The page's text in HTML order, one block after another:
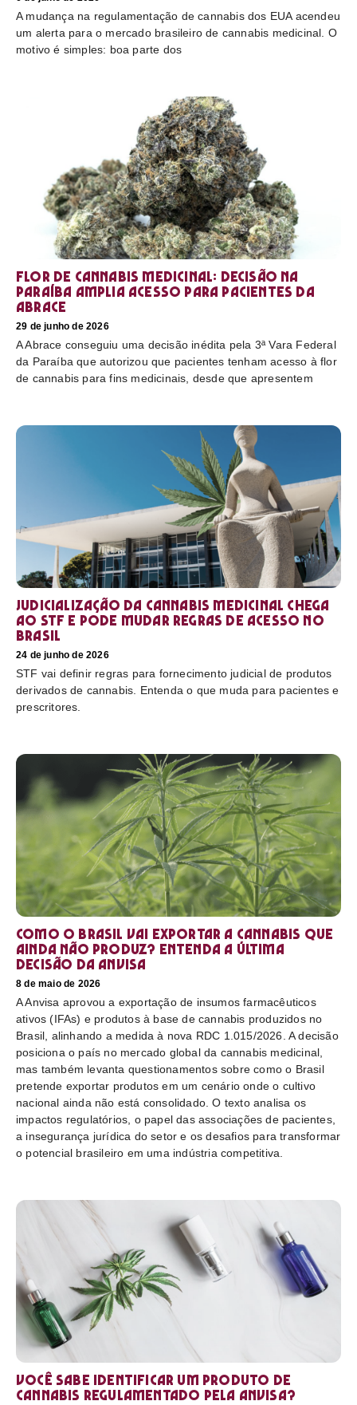
A mudança na regulamentação de cannabis dos EUA acendeu
um alerta para o mercado brasileiro de cannabis medicinal. O
motivo é simples: boa parte dos
Flor de cannabis medicinal: decisão na
Paraíba amplia acesso para pacientes da
Abrace
29 de junho de 2026
A Abrace conseguiu uma decisão inédita pela 3ª Vara Federal
da Paraíba que autorizou que pacientes tenham acesso à flor
de cannabis para fins medicinais, desde que apresentem
Judicialização da cannabis medicinal chega
ao STF e pode mudar regras de acesso no
Brasil
24 de junho de 2026
STF vai definir regras para fornecimento judicial de produtos
derivados de cannabis. Entenda o que muda para pacientes e
prescritores.
Como o Brasil vai exportar a cannabis que
ainda não produz? Entenda a última
decisão da Anvisa
8 de maio de 2026
A Anvisa aprovou a exportação de insumos farmacêuticos
ativos (IFAs) e produtos à base de cannabis produzidos no
Brasil, alinhando a medida à nova RDC 1.015/2026. A decisão
posiciona o país no mercado global da cannabis medicinal,
mas também levanta questionamentos sobre como o Brasil
pretende exportar produtos em um cenário onde o cultivo
nacional ainda não está consolidado. O texto analisa os
impactos regulatórios, o papel das associações de pacientes,
a insegurança jurídica do setor e os desafios para transformar
o potencial brasileiro em uma indústria competitiva.
Você sabe identificar um produto de
cannabis regulamentado pela Anvisa?